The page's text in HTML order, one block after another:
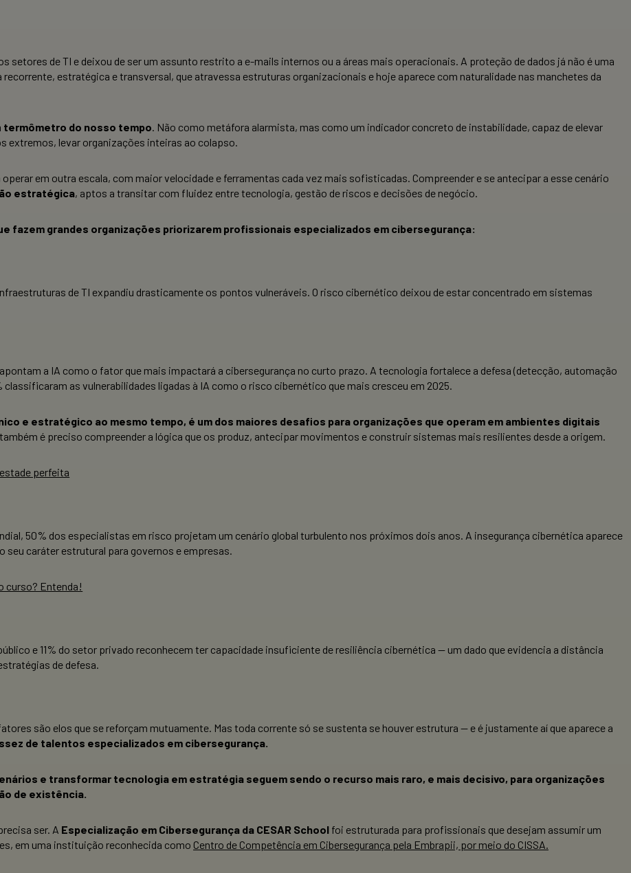
setores de TI e deixou de ser um assunto restrito a e-mails internos ou a áreas mais operacionais. A proteção de dados já não é uma
estratégica e transversal, que atravessa estruturas organizacionais e hoje aparece com naturalidade nas manchetes da
termômetro do nosso tempo. Não como metáfora alarmista, mas como um indicador concreto de instabilidade, capaz de elevar
extremos, levar organizações inteiras ao colapso.
em outra escala, com maior velocidade e ferramentas cada vez mais sofisticadas. Compreender e se antecipar a esse cenário
estratégica, aptos a transitar com fluidez entre tecnologia, gestão de riscos e decisões de negócio.
fazem grandes organizações priorizarem profissionais especializados em cibersegurança:
de TI expandiu drasticamente os pontos vulneráveis. O risco cibernético deixou de estar concentrado em sistemas
a IA como o fator que mais impactará a cibersegurança no curto prazo. A tecnologia fortalece a defesa (detecção, automação
as vulnerabilidades ligadas à IA como o risco cibernético que mais cresceu em 2025.
e estratégico ao mesmo tempo, é um dos maiores desafios para organizações que operam em ambientes digitais
é preciso compreender a lógica que os produz, antecipar movimentos e construir sistemas mais resilientes desde a origem.
perfeita
50% dos especialistas em risco projetam um cenário global turbulento nos próximos dois anos. A insegurança cibernética aparece
caráter estrutural para governos e empresas.
curso? Entenda!
e 11% do setor privado reconhecem ter capacidade insuficiente de resiliência cibernética — um dado que evidencia a distância
de defesa.
são elos que se reforçam mutuamente. Mas toda corrente só se sustenta se houver estrutura — e é justamente aí que aparece a
de talentos especializados em cibersegurança.
e transformar tecnologia em estratégia seguem sendo o recurso mais raro, e mais decisivo, para organizações
de existência.
ser. A Especialização em Cibersegurança da CESAR School foi estruturada para profissionais que desejam assumir um
em uma instituição reconhecida como Centro de Competência em Cibersegurança pela Embrapii, por meio do CISSA.